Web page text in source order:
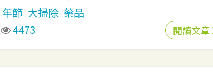
年節 大掃除 藥品
4473
閱讀文章